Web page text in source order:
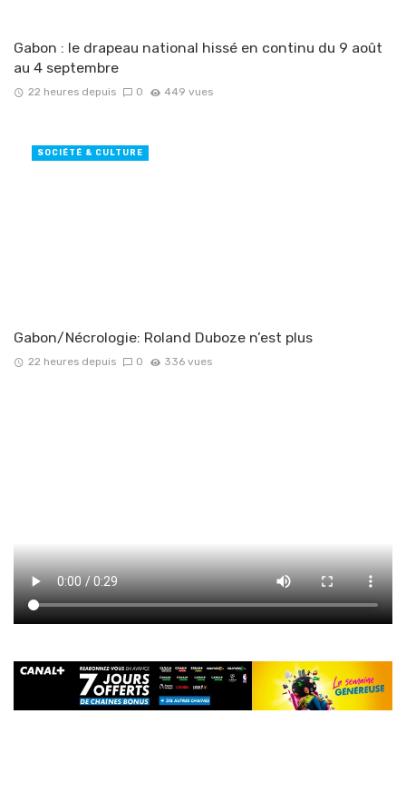
Gabon : le drapeau national hissé en continu du 9 août
au 4 septembre
22 heures depuis 0 449 vues
Gabon/Nécrologie: Roland Duboze n’est plus
22 heures depuis 0 336 vues
SOCIÉTÉ & CULTURE